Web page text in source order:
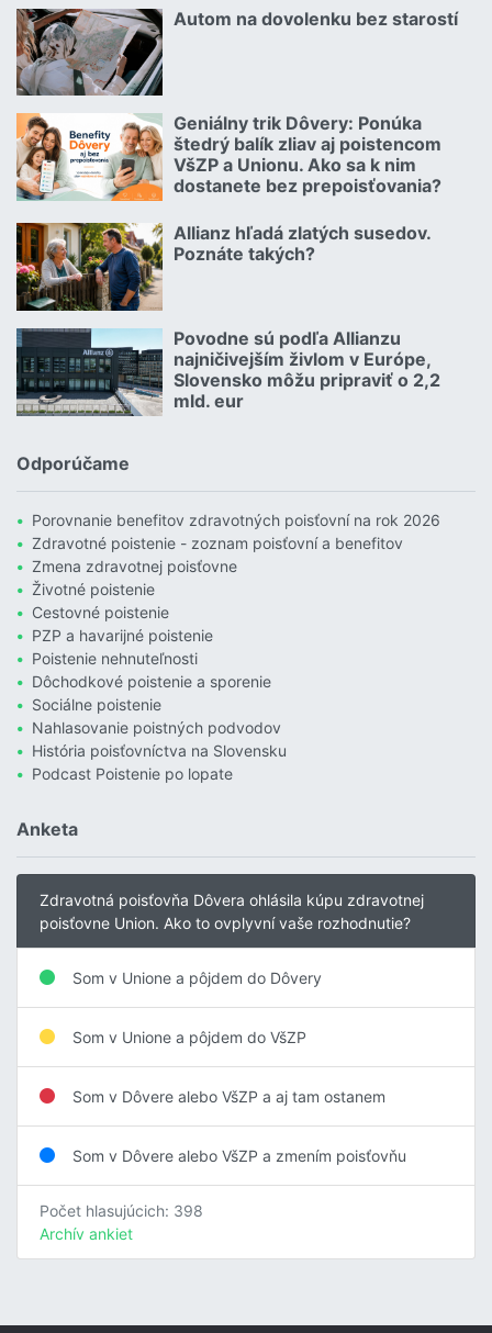
Autom na dovolenku bez starostí
02.07.2026 |
Geniálny trik Dôvery: Ponúka
štedrý balík zliav aj poistencom
VšZP a Unionu. Ako sa k nim
dostanete bez prepoisťovania?
06.07.2026 | | redakcia
Allianz hľadá zlatých susedov.
Poznáte takých?
08.07.2026 |
Povodne sú podľa Allianzu
najničivejším živlom v Európe,
Slovensko môžu pripraviť o 2,2
mld. eur
23.07.2026 |
Odporúčame
Porovnanie benefitov zdravotných poisťovní na rok 2026
Zdravotné poistenie - zoznam poisťovní a benefitov
Zmena zdravotnej poisťovne
Životné poistenie
Cestovné poistenie
PZP a havarijné poistenie
Poistenie nehnuteľnosti
Dôchodkové poistenie a sporenie
Sociálne poistenie
Nahlasovanie poistných podvodov
História poisťovníctva na Slovensku
Podcast Poistenie po lopate
Anketa
Zdravotná poisťovňa Dôvera ohlásila kúpu zdravotnej
poisťovne Union. Ako to ovplyvní vaše rozhodnutie?
Som v Unione a pôjdem do Dôvery
Som v Unione a pôjdem do VšZP
Som v Dôvere alebo VšZP a aj tam ostanem
Som v Dôvere alebo VšZP a zmením poisťovňu
Počet hlasujúcich: 398
Archív ankiet